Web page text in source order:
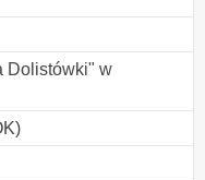
Dolistówki" w